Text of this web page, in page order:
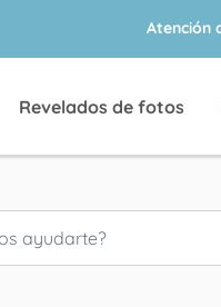
Atención
Revelados de fotos